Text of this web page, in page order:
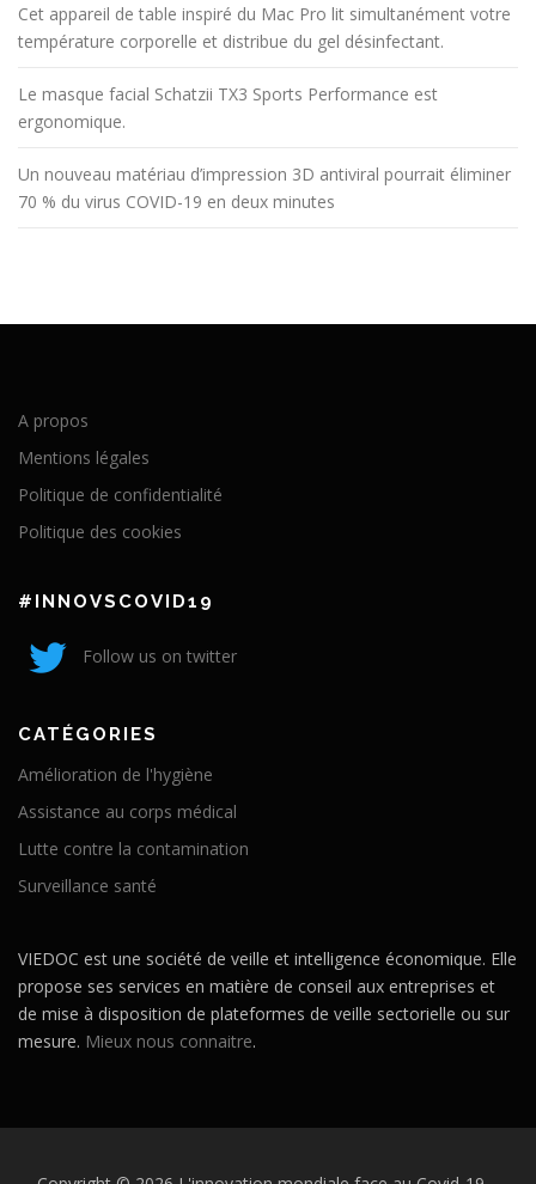
Cet appareil de table inspiré du Mac Pro lit simultanément votre
température corporelle et distribue du gel désinfectant.
Le masque facial Schatzii TX3 Sports Performance est
ergonomique.
Un nouveau matériau d’impression 3D antiviral pourrait éliminer
70 % du virus COVID-19 en deux minutes
A propos
Mentions légales
Politique de confidentialité
Politique des cookies
#INNOVSCOVID19
Follow us on twitter
CATÉGORIES
Amélioration de l'hygiène
Assistance au corps médical
Lutte contre la contamination
Surveillance santé
VIEDOC est une société de veille et intelligence économique. Elle
propose ses services en matière de conseil aux entreprises et
de mise à disposition de plateformes de veille sectorielle ou sur
mesure. Mieux nous connaitre.